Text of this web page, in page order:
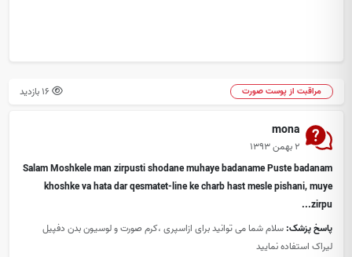
مراقبت از پوست صورت 16 بازدید
mona
۲ بهمن ۱۳۹۳
Salam Moshkele man zirpusti shodane muhaye badaname Puste badanam
khoshke va hata dar qesmatet-line ke charb hast mesle pishani, muye
zirpu...
پاسخ پزشک: سلام شما می توانید برای ازاسپری ،کرم صورت و لوسیون بدن دفپیل
لیراک استفاده نمایید